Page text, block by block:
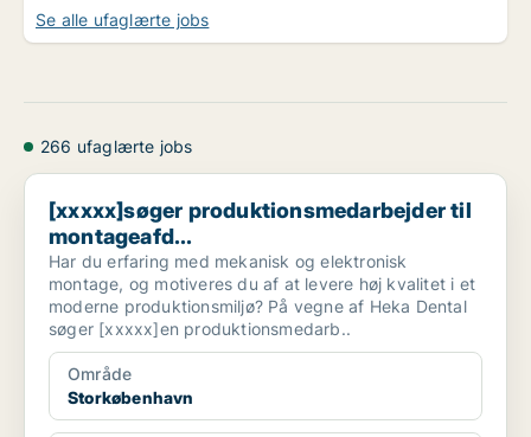
Se alle ufaglærte jobs
266 ufaglærte jobs
[xxxxx]søger produktionsmedarbejder til montageafd...
[xxxxx]søger produktionsmedarbejder til
montageafd...
Har du erfaring med mekanisk og elektronisk
montage, og motiveres du af at levere høj kvalitet i et
moderne produktionsmiljø? På vegne af Heka Dental
søger [xxxxx]en produktionsmedarb..
Område
Storkøbenhavn